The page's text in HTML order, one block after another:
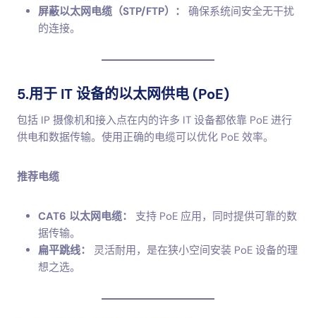
屏蔽以太网电缆（STP/FTP）：
确保系统间安全无干扰
的连接。
5.用于 IT 设备的以太网供电 (PoE)
包括 IP 摄像机和接入点在内的许多 IT 设备都依靠 PoE 进行
供电和数据传输。使用正确的电缆可以优化 PoE 效率。
推荐电缆
CAT6 以太网电缆：
支持 PoE 应用，同时提供可靠的数
据传输。
扁平跳线：
灵活耐用，是在狭小空间安装 PoE 设备的理
想之选。